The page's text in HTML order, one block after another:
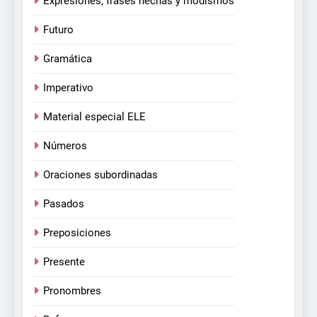
Futuro
Gramática
Imperativo
Material especial ELE
Números
Oraciones subordinadas
Pasados
Preposiciones
Presente
Pronombres